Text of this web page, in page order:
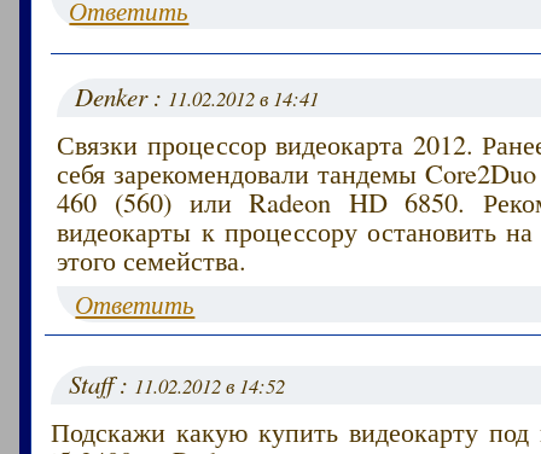
Ответить
Denker : 11.02.2012 в 14:41
Связки процессор видеокарта 2012.
себя зарекомендовали тандемы
460 (560) или Radeon HD 6850.
видеокарты к процессору остановить на
этого семейства.
Ответить
Staff : 11.02.2012 в 14:52
Подскажи какую купить видеокарту под